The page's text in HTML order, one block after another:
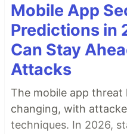
Mobile App
Predictions in
Can Stay
Attacks
The mobile app
changing, with
techniques. In 2026,